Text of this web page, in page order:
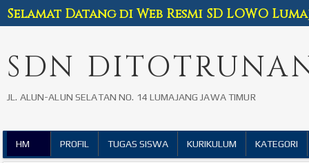
SDN
JL. ALUN-ALUN SELATAN NO. 14 LUMAJANG JAWA TIMUR
Selamat Datang di Web Resmi SD LOWO
HM PROFIL TUGAS SISWA KURIKULUM KATEGORI